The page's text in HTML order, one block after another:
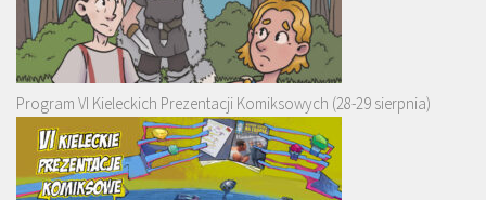
Program VI Kieleckich Prezentacji Komiksowych (28-29 sierpnia)